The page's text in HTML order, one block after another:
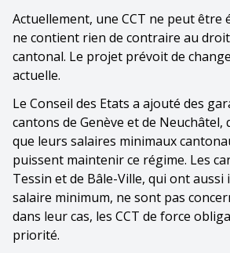
Actuellement, une CCT ne peut être
ne contient rien de contraire au
cantonal. Le projet prévoit de
actuelle.
Le Conseil des Etats a ajouté des
cantons de Genève et de Neuchâtel,
que leurs salaires minimaux
puissent maintenir ce régime. Les
Tessin et de Bâle-Ville, qui ont
salaire minimum, ne sont pas
dans leur cas, les CCT de force
priorité.